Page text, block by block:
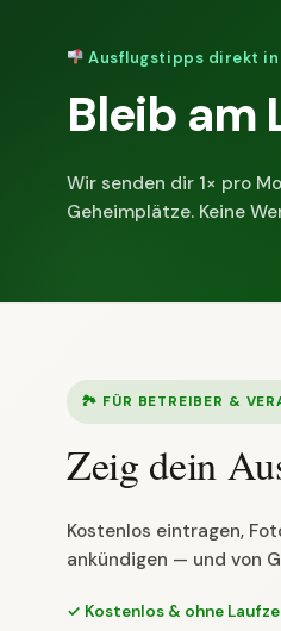
Ausflugstipps direkt in
Bleib am
Wir senden dir 1× pro
Geheimplätze. Keine
🏞 FÜR BETREIBER &
Zeig dein
Kostenlos eintragen,
ankündigen — und von
✓ Kostenlos & ohne